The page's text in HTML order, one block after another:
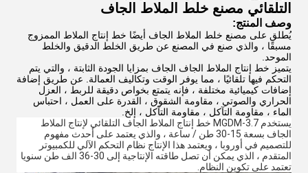
التلقائي مصنع خلط الملاط الجاف
وصف المنتج:
يُطلق على مصنع خلط الملاط الجاف أيضًا خط إنتاج الملاط الممزوج
مسبقًا ، والذي صنع في المصنع عن طريق الخلط الدقيق والخلط
الموحد.
يتميز خط إنتاج الملاط الجاف الجاف بمزايا الجودة الثابتة ، والتي يتم
التحكم فيها تلقائيًا ، مما يوفر الوقت وتكاليف العمالة. عن طريق إضافة
إضافات كيميائية مختلفة ، فإنه يتمتع بخواص دقيقة للربط ، العزل
الحراري والصوتي ، مقاومة الشقوق ، القدرة على العمل ، احتباس
الماء ، مقاومة التآكل ، مقاومة التآكل ، إلخ.
يستخدم MGDM-3.7 خط إنتاج الملاط الجاف التلقائي لإنتاج الملاط
الجاف بسعة 15-30 طن / ساعة ، والذي يعتمد على أحدث مفهوم
للتصميم في أوروبا ، ويعتمد هذا الإنتاج نظام التحكم الآلي للكمبيوتر
المتقدم ، الذي يمكن أن تصل طاقته الإنتاجية إلى 30-36 الف طن سنويا
تعتمد على تكوين النظام.